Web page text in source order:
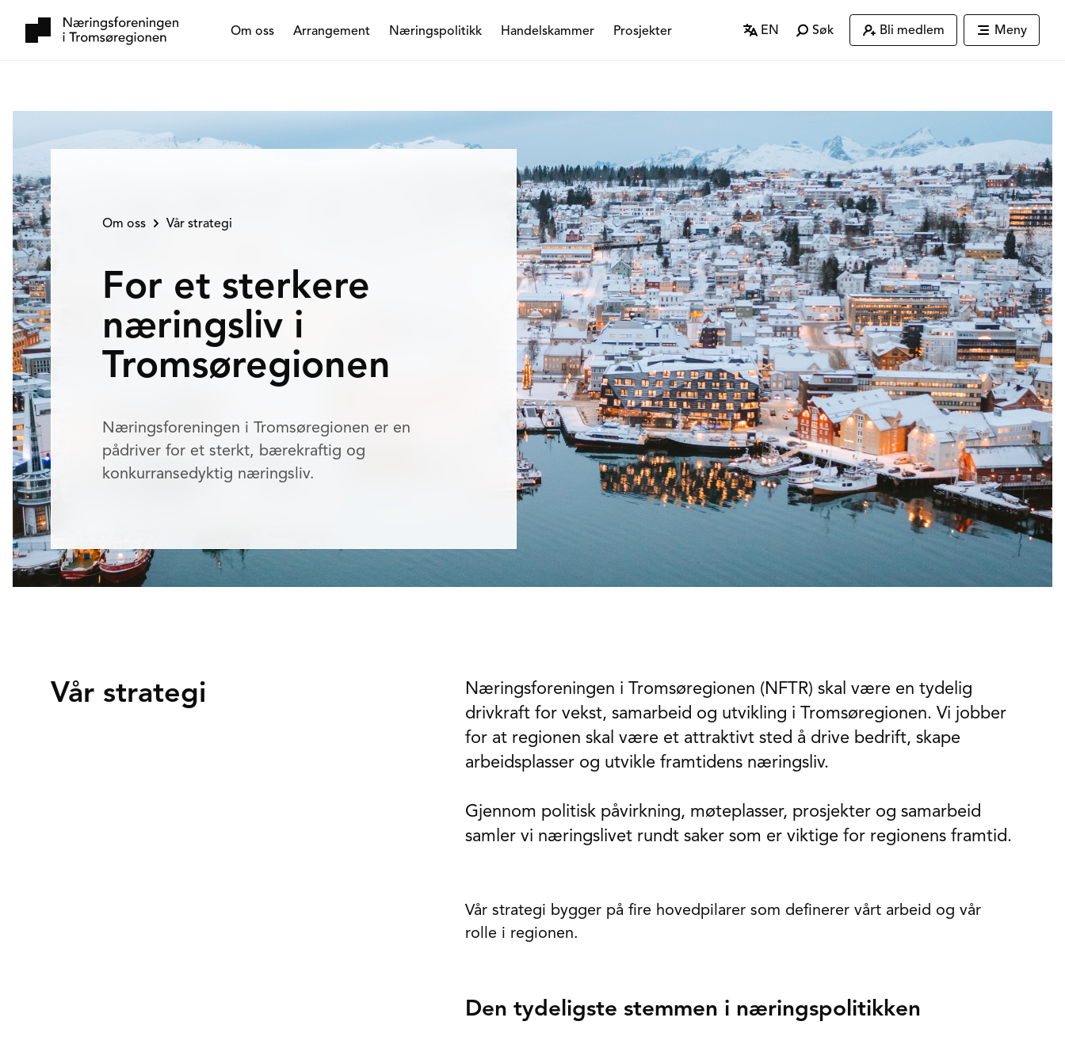
Om oss Arrangement Næringspolitikk Handelskammer Prosjekter EN Søk Bli medlem Meny
Om oss Vår strategi
For et sterkere
næringsliv i
Tromsøregionen
Næringsforeningen i Tromsøregionen er en
pådriver for et sterkt, bærekraftig og
konkurransedyktig næringsliv.
Vår strategi
Næringsforeningen i Tromsøregionen (NFTR) skal være en tydelig
drivkraft for vekst, samarbeid og utvikling i Tromsøregionen. Vi jobber
for at regionen skal være et attraktivt sted å drive bedrift, skape
arbeidsplasser og utvikle framtidens næringsliv.
Gjennom politisk påvirkning, møteplasser, prosjekter og samarbeid
samler vi næringslivet rundt saker som er viktige for regionens framtid.
Vår strategi bygger på fire hovedpilarer som definerer vårt arbeid og vår
rolle i regionen.
Den tydeligste stemmen i næringspolitikken